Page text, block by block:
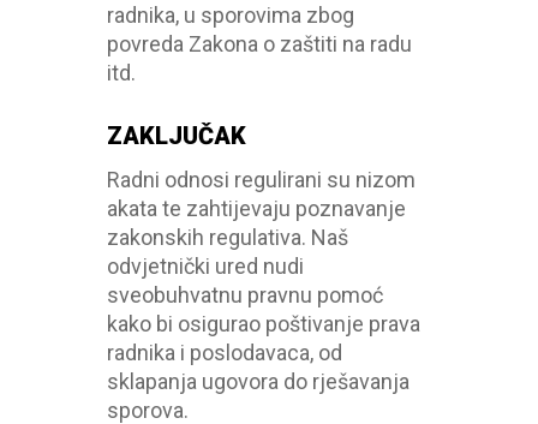
radnika, u sporovima zbog
povreda Zakona o zaštiti na radu
itd.
ZAKLJUČAK
Radni odnosi regulirani su nizom
akata te zahtijevaju poznavanje
zakonskih regulativa. Naš
odvjetnički ured nudi
sveobuhvatnu pravnu pomoć
kako bi osigurao poštivanje prava
radnika i poslodavaca, od
sklapanja ugovora do rješavanja
sporova.